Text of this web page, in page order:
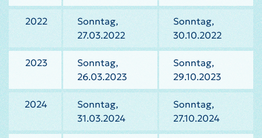
2022
Sonntag,
27.03.2022
Sonntag,
30.10.2022
2023
Sonntag,
26.03.2023
Sonntag,
29.10.2023
2024
Sonntag,
31.03.2024
Sonntag,
27.10.2024